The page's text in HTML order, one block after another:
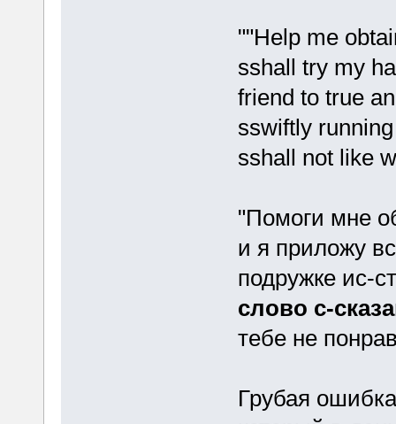
""Help me
sshall try my
friend to true
sswiftly
sshall not like
"Помоги мне
и я приложу
подружке ис-
слово с-
тебе не
Грубая